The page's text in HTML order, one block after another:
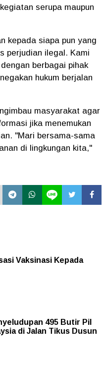
serupa maupun
kepada siapa pun yang
perjudian ilegal. Kami
berbagai pihak
hukum berjalan
masyarakat agar
jika menemukan
"Mari bersama-sama
di lingkungan kita,"
Vaksinasi Kepada
495 Butir Pil
di Jalan Tikus Dusun